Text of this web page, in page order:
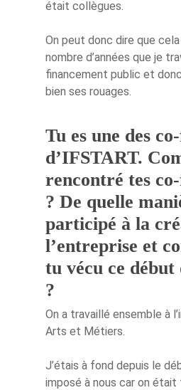
était collègues.
On peut donc dire que
nombre d’années que je
financement public et
bien ses rouages.
Tu es une des
d’IFSTART.
rencontré tes
? De quelle
participé à la
l’entreprise et
tu vécu ce début
?
On a travaillé ensemble à
Arts et Métiers.
J’étais à fond depuis le
imposé à nous car on